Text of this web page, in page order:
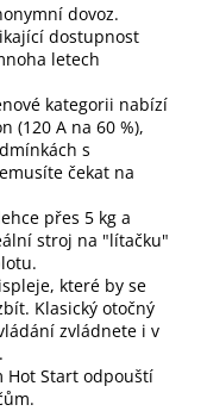
dovoz.
dostupnost
letech
kategorii nabízí
(120 A na 60 %),
s
čekat na
přes 5 kg a
stroj na "lítačku"
které by se
Klasický otočný
zvládnete i v
Hot Start odpouští